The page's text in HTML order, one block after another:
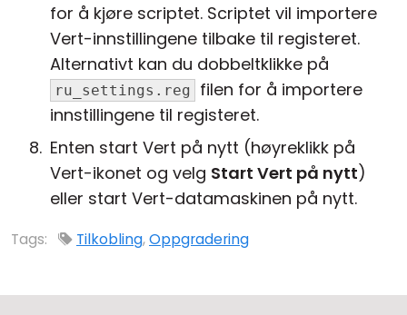
for å kjøre scriptet. Scriptet vil importere
Vert-innstillingene tilbake til registeret.
Alternativt kan du dobbeltklikke på
ru_settings.reg
filen for å importere
innstillingene til registeret.
Enten start Vert på nytt (høyreklikk på
Vert-ikonet og velg Start Vert på nytt)
eller start Vert-datamaskinen på nytt.
Tags: Tilkobling,Oppgradering